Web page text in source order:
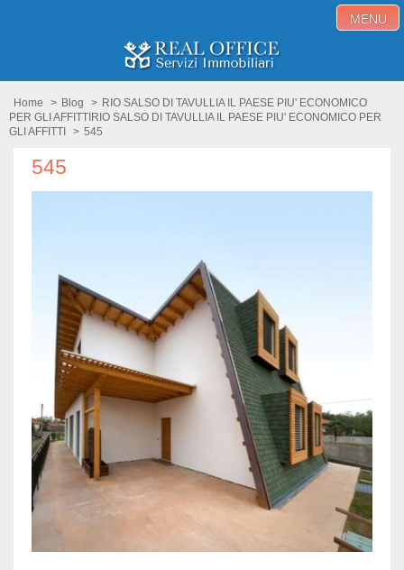
MENU
Home
Blog
Contatti
Home > Blog > RIO SALSO DI TAVULLIA IL PAESE PIU' ECONOMICO
PER GLI AFFITTI RIO SALSO DI TAVULLIA IL PAESE PIU' ECONOMICO PER
GLI AFFITTI
> 545
545